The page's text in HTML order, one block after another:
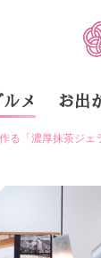
ルメ お出
る「濃厚抹茶ジェ